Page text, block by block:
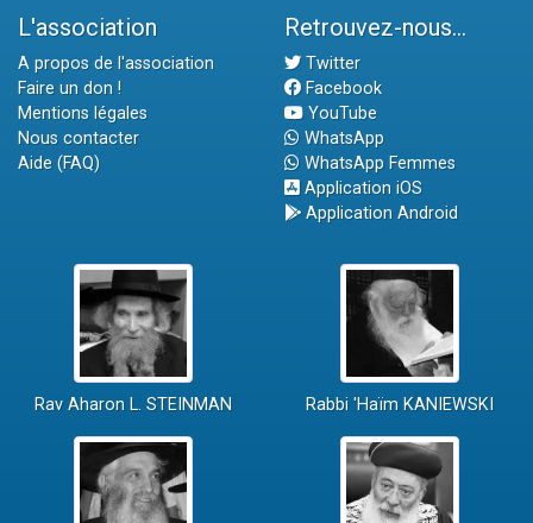
L'association
A propos de l'association
Faire un don !
Mentions légales
Nous contacter
Aide (FAQ)
Retrouvez-nous...
Twitter
Facebook
YouTube
WhatsApp
WhatsApp Femmes
Application iOS
Application Android
Rav Aharon L. STEINMAN Rabbi 'Haïm KANIEWSKI